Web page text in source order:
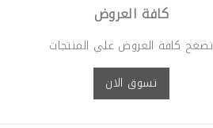
كافة العروض
تصغح كافة العروض علي المنتجات
تسوق الان